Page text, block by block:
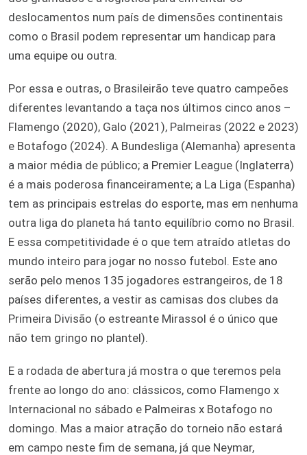
deslocamentos num país de dimensões continentais
como o Brasil podem representar um handicap para
uma equipe ou outra.
Por essa e outras, o Brasileirão teve quatro campeões
diferentes levantando a taça nos últimos cinco anos –
Flamengo (2020), Galo (2021), Palmeiras (2022 e 2023)
e Botafogo (2024). A Bundesliga (Alemanha) apresenta
a maior média de público; a Premier League (Inglaterra)
é a mais poderosa financeiramente; a La Liga (Espanha)
tem as principais estrelas do esporte, mas em nenhuma
outra liga do planeta há tanto equilíbrio como no Brasil.
E essa competitividade é o que tem atraído atletas do
mundo inteiro para jogar no nosso futebol. Este ano
serão pelo menos 135 jogadores estrangeiros, de 18
países diferentes, a vestir as camisas dos clubes da
Primeira Divisão (o estreante Mirassol é o único que
não tem gringo no plantel).
E a rodada de abertura já mostra o que teremos pela
frente ao longo do ano: clássicos, como Flamengo x
Internacional no sábado e Palmeiras x Botafogo no
domingo. Mas a maior atração do torneio não estará
em campo neste fim de semana, já que Neymar,